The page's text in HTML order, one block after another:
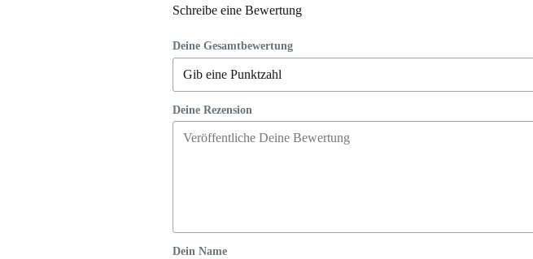
Schreibe eine Bewertung
Deine Gesamtbewertung
Deine Rezension
Dein Name